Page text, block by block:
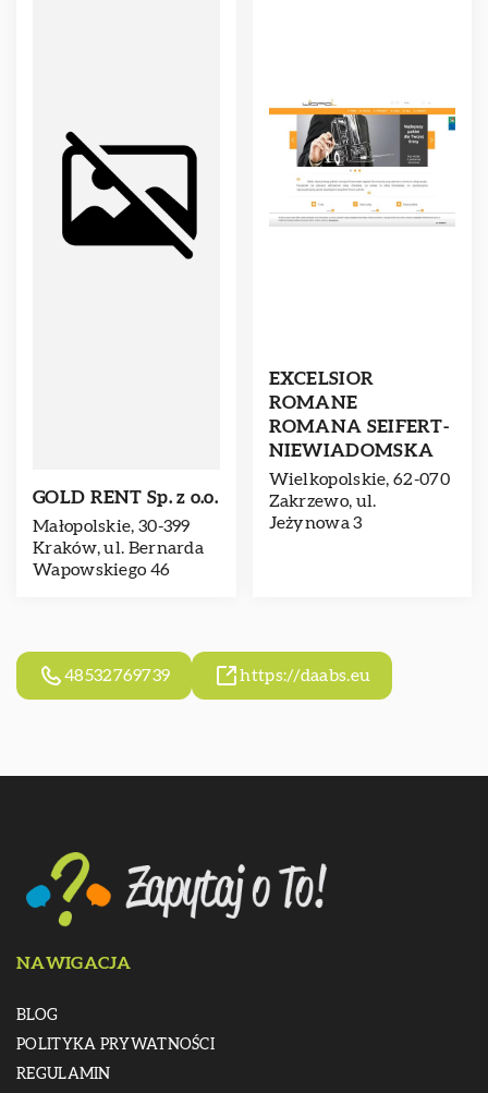
GOLD RENT Sp. z o.o.
Małopolskie, 30-399
Kraków, ul. Bernarda
Wapowskiego 46
EXCELSIOR
ROMANE
ROMANA SEIFERT-
NIEWIADOMSKA
Wielkopolskie, 62-070
Zakrzewo, ul.
Jeżynowa 3
48532769739 https://daabs.eu
NAWIGACJA
BLOG
POLITYKA PRYWATNOŚCI
REGULAMIN